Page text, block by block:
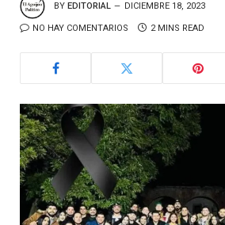
BY EDITORIAL DICIEMBRE 18, 2023
NO HAY COMENTARIOS 2 MINS READ